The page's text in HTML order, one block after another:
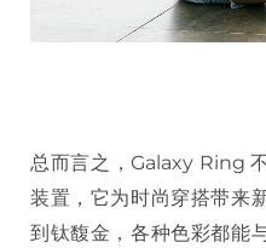
总而言之，Galaxy Ring
装置，它为时尚穿搭带来
到钛馥金，各种色彩都能